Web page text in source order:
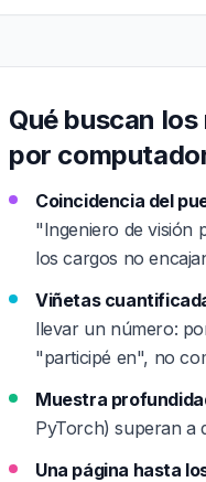
Qué buscan
por
Coincidencia del
"Ingeniero de visión
los cargos no
Viñetas
llevar un número:
"participé en", no
Muestra
PyTorch) superan a
Una página hasta